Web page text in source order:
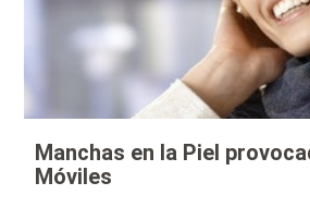
Manchas en la Piel
Móviles